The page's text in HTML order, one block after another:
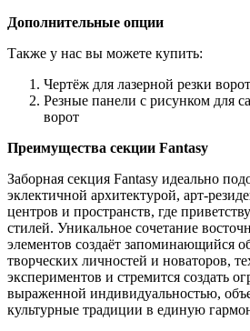
Дополнительные опции
Также у нас вы можете купить:
Чертёж для лазерной резки
Резные панели с рисунком для
ворот
Преимущества секции Fantasy
Заборная секция Fantasy идеально
эклектичной архитектурой, арт-
центров и пространств, где
стилей. Уникальное сочетание
элементов создаёт запоминающийся
творческих личностей и новаторов,
экспериментов и стремится создать
выраженной индивидуальностью,
культурные традиции в единую